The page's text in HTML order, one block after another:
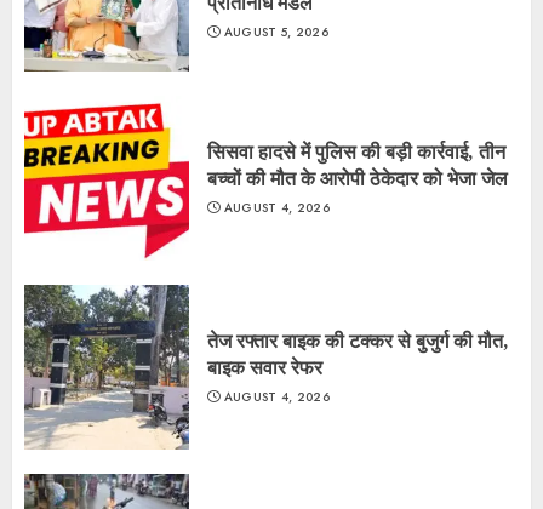
AUGUST 5, 2026
सिसवा हादसे में पुलिस की बड़ी कार्रवाई, तीन
बच्चों की मौत के आरोपी ठेकेदार को भेजा जेल
AUGUST 4, 2026
तेज रफ्तार बाइक की टक्कर से बुजुर्ग की मौत,
बाइक सवार रेफर
AUGUST 4, 2026